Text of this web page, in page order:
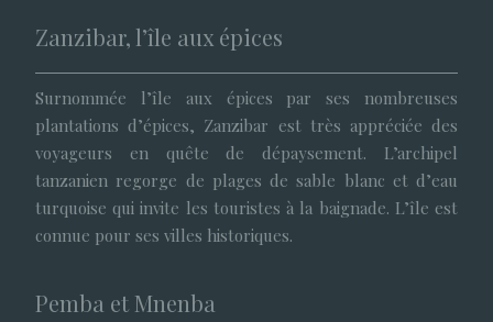
Zanzibar, l’île aux épices
Surnommée l’île aux épices par ses nombreuses
plantations d’épices, Zanzibar est très appréciée des
voyageurs en quête de dépaysement. L’archipel
tanzanien regorge de plages de sable blanc et d’eau
turquoise qui invite les touristes à la baignade. L’île est
connue pour ses villes historiques.
Pemba et Mnenba